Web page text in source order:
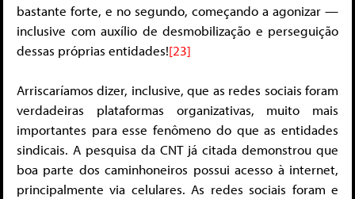
bastante forte, e no segundo, começando a agonizar —
inclusive com auxílio de desmobilização e perseguição
dessas próprias entidades![23]
Arriscaríamos dizer, inclusive, que as redes sociais foram
verdadeiras plataformas organizativas, muito mais
importantes para esse fenômeno do que as entidades
sindicais. A pesquisa da CNT já citada demonstrou que
boa parte dos caminhoneiros possui acesso à internet,
principalmente via celulares. As redes sociais foram e